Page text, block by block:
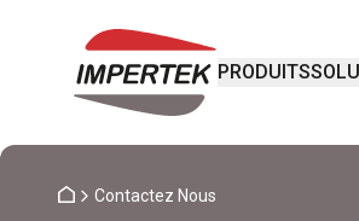
PRODUITS
Contactez Nous